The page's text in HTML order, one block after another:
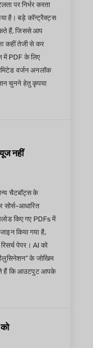
पर निर्भर करता
है। बड़े कॉन्ट्रैक्ट्स
हैं, जिससे आप
कहीं तेजी से कर
में PDF के लिए
वर्जन अनलॉक
चुनने हेतु कृपया
नहीं
चैटबॉट्स के
सोर्स-आधारित
किए गए PDFs में
किया गया है,
पेपर। AI को
के जोखिम
हैं कि आउटपुट आपके